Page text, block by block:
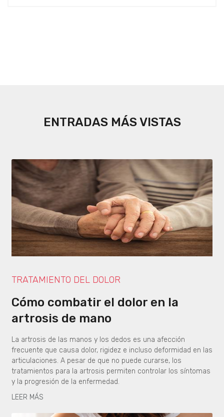
ENTRADAS MÁS VISTAS
TRATAMIENTO DEL DOLOR
Cómo combatir el dolor en la
artrosis de mano
La artrosis de las manos y los dedos es una afección
frecuente que causa dolor, rigidez e incluso deformidad en las
articulaciones. A pesar de que no puede curarse, los
tratamientos para la artrosis permiten controlar los síntomas
y la progresión de la enfermedad.
LEER MÁS